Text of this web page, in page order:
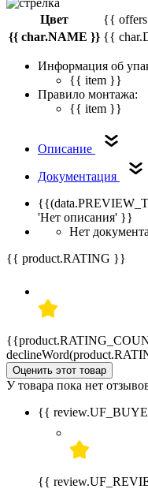
Цвет
{{
{{ char.NAME }} {{
Информация об
{{ item }}
Правило монтажа:
{{ item }}
Описание
Документация
'Нет описания' }}
Нет
{{ product.RATING }}
Оценить этот товар
У товара пока нет
{{
{{